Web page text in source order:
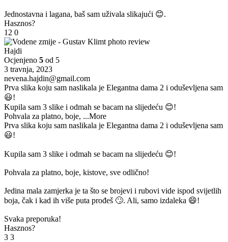
Jednostavna i lagana, baš sam uživala slikajući 😊.
Hasznos?
12 0
Hajdi
Ocjenjeno 5 od 5
3 travnja, 2023
nevena.hajdin@gmail.com
Prva slika koju sam naslikala je Elegantna dama 2 i oduševljena sam
😃!
Kupila sam 3 slike i odmah se bacam na slijedeću 😊!
Pohvala za platno, boje, ...More
Prva slika koju sam naslikala je Elegantna dama 2 i oduševljena sam
😃!
Kupila sam 3 slike i odmah se bacam na slijedeću 😊!
Pohvala za platno, boje, kistove, sve odlično!
Jedina mala zamjerka je ta što se brojevi i rubovi vide ispod svijetlih
boja, čak i kad ih više puta prođeš 🙄. Ali, samo izdaleka 😄!
Svaka preporuka!
Hasznos?
3 3